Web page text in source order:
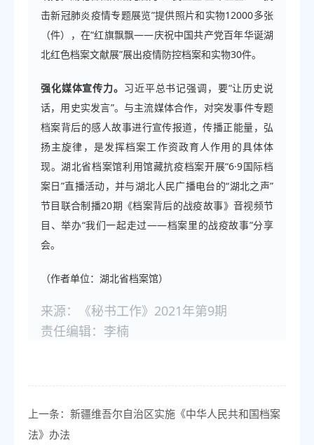
击新冠肺炎疫情专题展览”提供照片和实物12000多张
（件），在“红旗飘飘——庆祝中国共产党百年华诞湖
北红色档案文献展”展出疫情防控档案和实物30件。
强化媒体宣传力。 习近平总书记强调，要“让历史说
话，用史实发言”。与主流媒体合作，对突发事件专题
档案背后的感人故事进行宣传报道，传播正能量，弘
扬主旋律，是发挥档案工作资政育人作用的具体体
现。湖北省档案馆利用馆藏抗疫档案开展“6·9国际档
案日”直播活动，并与湖北人民广播电台的“湖北之声”
节目联合制播20期《档案背后的战疫故事》音视频节
目、举办“我们一起走过——档案里的战疫故事”分享
会。
（作者单位：湖北省档案馆）
来源：《秘书工作》2021年第9期
责任编辑：李楠
上一条： 新疆维吾尔自治区实施《中华人民共和国档案
法》办法